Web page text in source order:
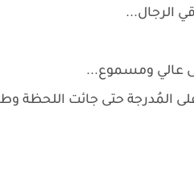
الرجال...
عالي ومسموع...
المُدرجة حتى جائت اللحظة